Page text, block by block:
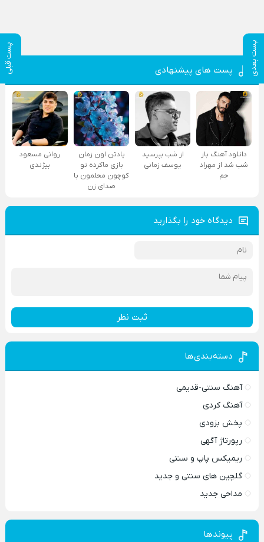
پست بعدی پست قبلی پست های پیشنهادی
دانلود آهنگ باز
شب شد از مهراد
جم
از شب بپرسید
یوسف زمانی
یادتن اون زمان
بازی ماکرده تو
کوچون محلمون با
صدای زن
روانی مسعود
بیژندی
دیدگاه خود را بگذارید
ثبت نظر
دسته‌بندی‌ها
آهنگ سنتی-قدیمی
آهنگ کردی
پخش بزودی
رپورتاژ آگهی
ریمیکس پاپ و سنتی
گلچین های سنتی و جدید
مداحی جدید
پیوندها